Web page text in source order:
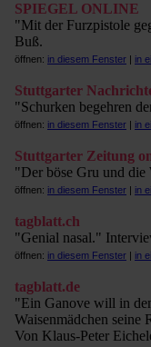
SPIEGEL ONLINE
"Mit der Furzpistole
Buß.
öffnen: in diesem Fenster | in
Stuttgarter
"Schurken begehren
öffnen: in diesem Fenster | in
Stuttgarter Zeitung
"Der böse Gru und die
öffnen: in diesem Fenster | in
tagblatt.ch
"Genial nasal."
öffnen: in diesem Fenster | in
tagblatt.de
"Ein Ganove will in
Waisenmädchen seine
Von Klaus-Peter